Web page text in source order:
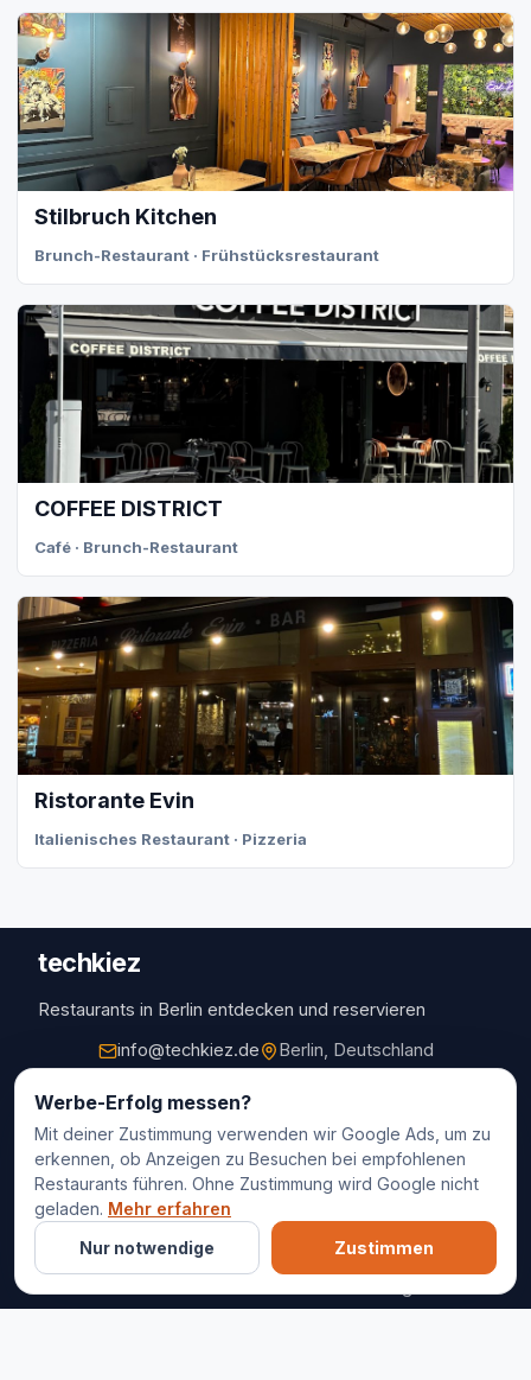
Stilbruch Kitchen
Brunch-Restaurant · Frühstücksrestaurant
COFFEE DISTRICT
Café · Brunch-Restaurant
Ristorante Evin
Italienisches Restaurant · Pizzeria
techkiez
Restaurants in Berlin entdecken und reservieren
info@techkiez.de
Berlin, Deutschland
Restaurants
Restaurantauswahl
Für Unternehmen
Kontakt
© 2025 techkiez. Alle Rechte vorbehalten.
Werbe-Erfolg messen?
Mit deiner Zustimmung verwenden wir Google Ads, um zu
erkennen, ob Anzeigen zu Besuchen bei empfohlenen
Restaurants führen. Ohne Zustimmung wird Google nicht
geladen. Mehr erfahren
Nur notwendige
Zustimmen